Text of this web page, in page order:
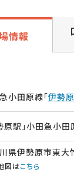
情報
小田原線「伊勢
原駅」小田急小田
県伊勢原市東大
図はこちら